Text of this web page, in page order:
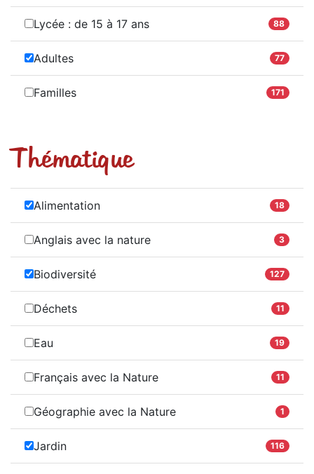
Lycée : de 15 à 17 ans 88
Adultes 77
Familles 171
Thématique
Alimentation 18
Anglais avec la nature 3
Biodiversité 127
Déchets 11
Eau 19
Français avec la Nature 11
Géographie avec la Nature 1
Jardin 116